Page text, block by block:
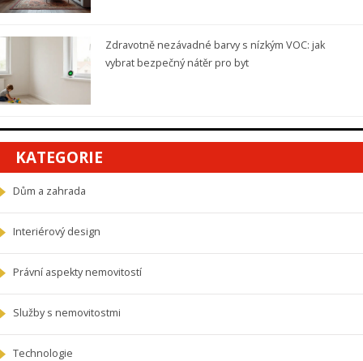
Zdravotně nezávadné barvy s nízkým VOC: jak
vybrat bezpečný nátěr pro byt
KATEGORIE
Dům a zahrada
Interiérový design
Právní aspekty nemovitostí
Služby s nemovitostmi
Technologie